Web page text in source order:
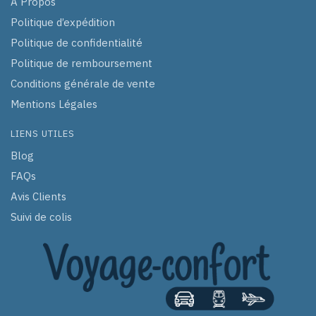
Politique d’expédition
Politique de confidentialité
Politique de remboursement
Conditions générale de vente
Mentions Légales
LIENS UTILES
Blog
FAQs
Avis Clients
Suivi de colis